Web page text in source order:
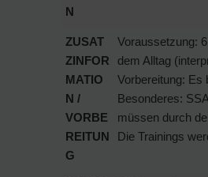
N
ZUSAT
ZINFOR
MATIO
N /
VORBE
REITUN
G
Voraussetzung:
dem Alltag
Vorbereitung: Es
Besonderes:
müssen durch
Die Trainings